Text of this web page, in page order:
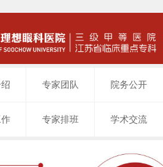
专家团队 院务公开
专家排班 学术交流